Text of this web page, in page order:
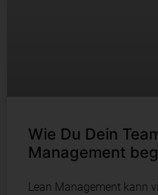
Wie Du Dein
Management
Lean Management kann